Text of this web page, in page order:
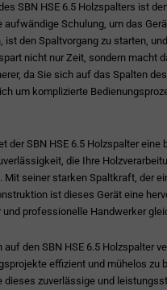
SBN HSE 6.5 Holzspalters ist
aufwändige Schulung, um das
ist den Spaltvorgang zu starten,
nicht nur Zeit, sondern macht
da Sie sich auf das Spalten
um komplizierte
der SBN HSE 6.5 Holzspalter eine
die Ihre
Mit seiner starken Spaltkraft, der
ist dieses Gerät eine
professionelle Handwerker
auf den SBN HSE 6.5 Holzspalter
effizient und mühelos zu
dieses zuverlässige und